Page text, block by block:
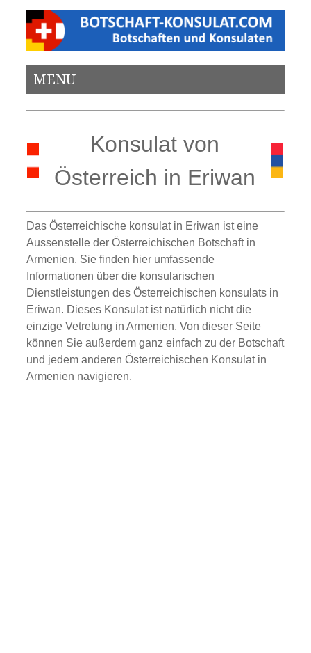
MENU
Konsulat von
Österreich in Eriwan
Das Österreichische konsulat in Eriwan ist eine
Aussenstelle der Österreichischen Botschaft in
Armenien. Sie finden hier umfassende
Informationen über die konsularischen
Dienstleistungen des Österreichischen konsulats in
Eriwan. Dieses Konsulat ist natürlich nicht die
einzige Vetretung in Armenien. Von dieser Seite
können Sie außerdem ganz einfach zu der Botschaft
und jedem anderen Österreichischen Konsulat in
Armenien navigieren.